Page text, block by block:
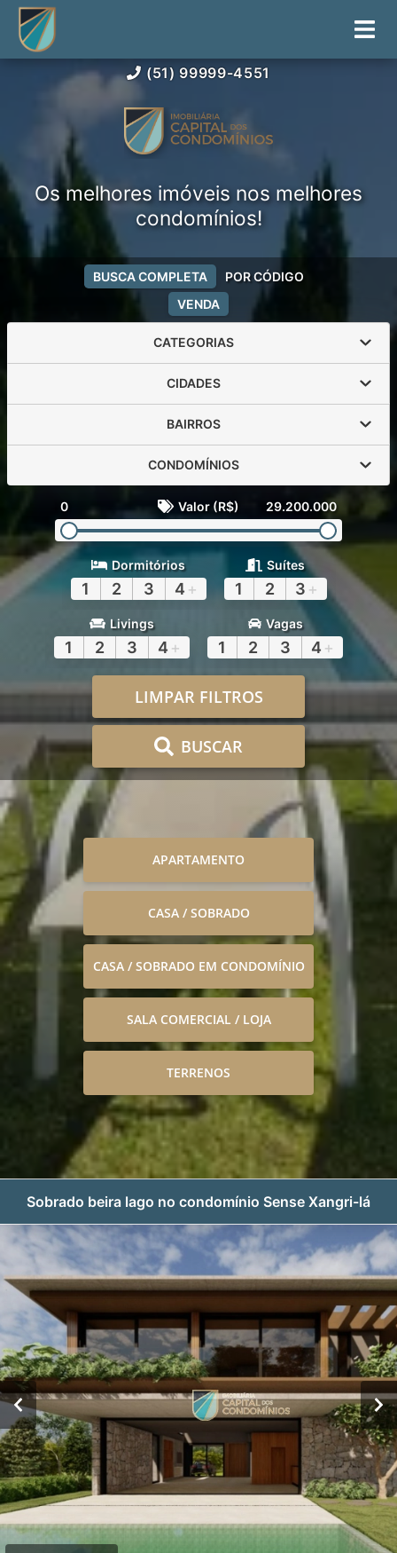
(51) 99999-4551
Os melhores imóveis nos melhores
condomínios!
VENDA
BUSCA COMPLETA POR CÓDIGO
CATEGORIAS
CIDADES
BAIRROS
CONDOMÍNIOS
0 Valor (R$) 29.200.000
Dormitórios
1 2 3 4 +
Suítes
1 2 3 +
Livings
1 2 3 4 +
Vagas
1 2 3 4 +
LIMPAR FILTROS
BUSCAR
APARTAMENTO
CASA / SOBRADO
CASA / SOBRADO EM CONDOMÍNIO
SALA COMERCIAL / LOJA
TERRENOS
Sobrado beira lago no condomínio Sense Xangri-lá